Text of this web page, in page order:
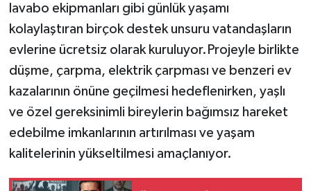
lavabo ekipmanları gibi günlük yaşamı
kolaylaştıran birçok destek unsuru vatandaşların
evlerine ücretsiz olarak kuruluyor.Projeyle birlikte
düşme, çarpma, elektrik çarpması ve benzeri ev
kazalarının önüne geçilmesi hedeflenirken, yaşlı
ve özel gereksinimli bireylerin bağımsız hareket
edebilme imkanlarının artırılması ve yaşam
kalitelerinin yükseltilmesi amaçlanıyor.